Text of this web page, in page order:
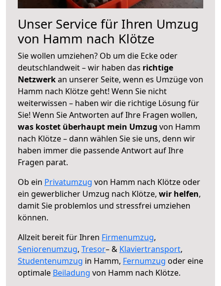
Unser Service für Ihren Umzug
von Hamm nach Klötze
Sie wollen umziehen? Ob um die Ecke oder
deutschlandweit – wir haben das richtige
Netzwerkan unserer Seite, wenn es Umzüge von
Hamm nach Klötze geht! Wenn Sie nicht
weiterwissen – haben wir die richtige Lösung für
Sie! Wenn Sie Antworten auf Ihre Fragen wollen,
was kostet überhaupt mein Umzug von Hamm
nach Klötze – dann wählen Sie sie uns, denn wir
haben immer die passende Antwort auf Ihre
Fragen parat.
Ob ein Privatumzug von Hamm nach Klötze oder
ein gewerblicher Umzug nach Klötze, wir helfen,
damit Sie problemlos und stressfrei umziehen
können.
Allzeit bereit für Ihren Firmenumzug,
Seniorenumzug, Tresor– & Klaviertransport,
Studentenumzug in Hamm, Fernumzug oder eine
optimale Beiladung von Hamm nach Klötze.